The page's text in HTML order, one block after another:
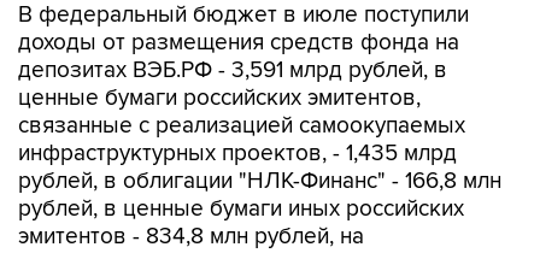
В федеральный бюджет в июле поступили
доходы от размещения средств фонда на
депозитах ВЭБ.РФ - 3,591 млрд рублей, в
ценные бумаги российских эмитентов,
связанные с реализацией самоокупаемых
инфраструктурных проектов, - 1,435 млрд
рублей, в облигации "НЛК-Финанс" - 166,8 млн
рублей, в ценные бумаги иных российских
эмитентов - 834,8 млн рублей, на